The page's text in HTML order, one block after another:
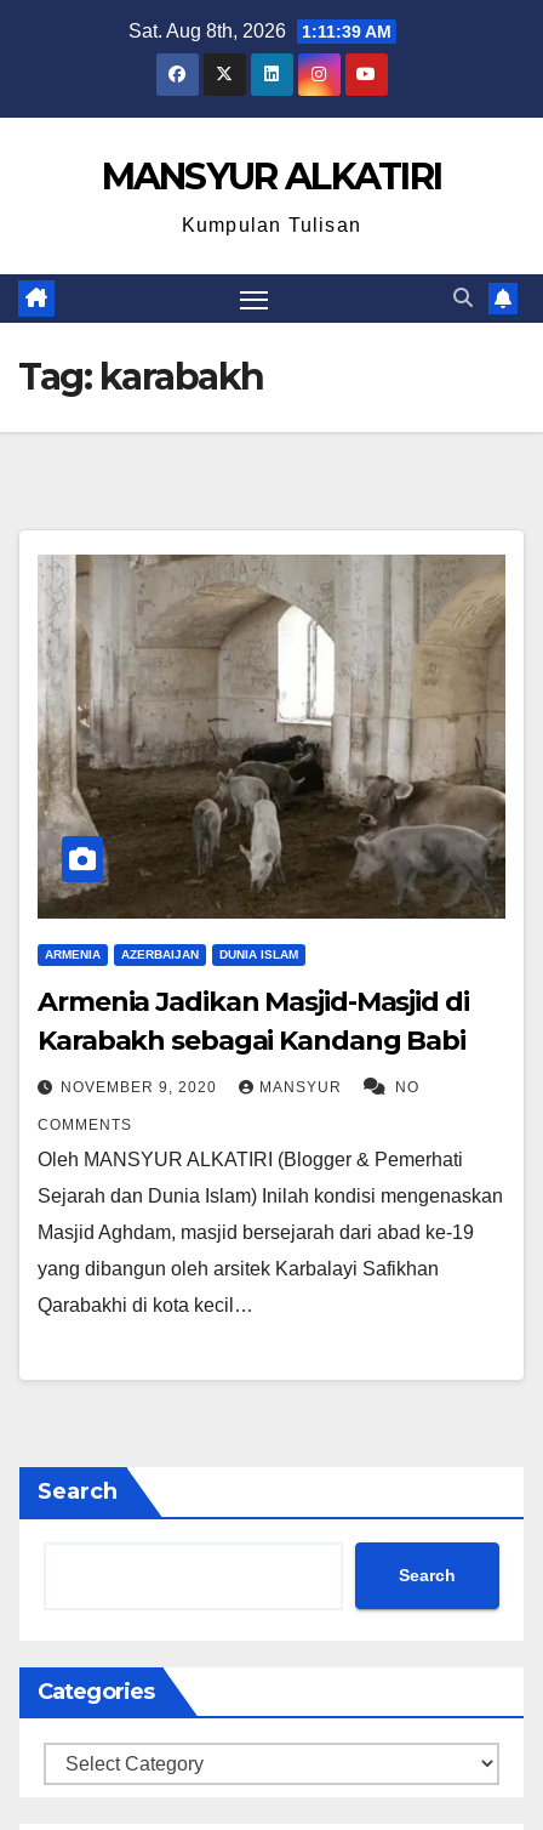
Sat. Aug 8th, 2026 1:11:39 AM
MANSYUR ALKATIRI
Kumpulan Tulisan
Tag: karabakh
ARMENIA AZERBAIJAN DUNIA ISLAM
Armenia Jadikan Masjid-Masjid di
Karabakh sebagai Kandang Babi
NOVEMBER 9, 2020 MANSYUR NO
COMMENTS
Oleh MANSYUR ALKATIRI (Blogger & Pemerhati
Sejarah dan Dunia Islam) Inilah kondisi mengenaskan
Masjid Aghdam, masjid bersejarah dari abad ke-19
yang dibangun oleh arsitek Karbalayi Safikhan
Qarabakhi di kota kecil…
Search
Search
Categories
Categories